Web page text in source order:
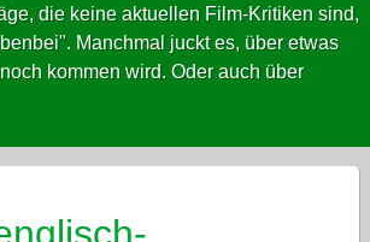
die keine aktuellen Film-Kritiken sind,
Manchmal juckt es, über etwas
kommen wird. Oder auch über